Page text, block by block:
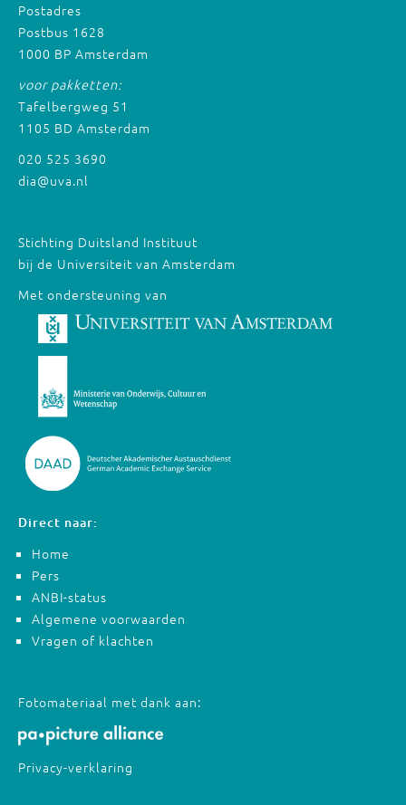
Postadres
Postbus 1628
1000 BP Amsterdam
voor pakketten:
Tafelbergweg 51
1105 BD Amsterdam
020 525 3690
dia@uva.nl
Stichting Duitsland Instituut
bij de Universiteit van Amsterdam
Met ondersteuning van
Direct naar:
Home
Pers
ANBI-status
Algemene voorwaarden
Vragen of klachten
Fotomateriaal met dank aan:
Privacy-verklaring